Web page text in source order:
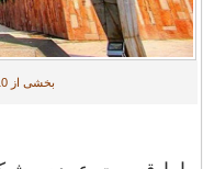
بخشی از 10 پایه مستقر در آرامگاه خیام